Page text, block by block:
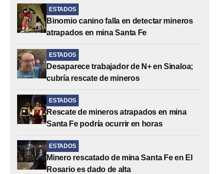
ESTADOS
Binomio canino falla en detectar mineros
atrapados en mina Santa Fe
ESTADOS
Desaparece trabajador de N+ en Sinaloa;
cubría rescate de mineros
ESTADOS
Rescate de mineros atrapados en mina
Santa Fe podría ocurrir en horas
ESTADOS
Minero rescatado de mina Santa Fe en El
Rosario es dado de alta